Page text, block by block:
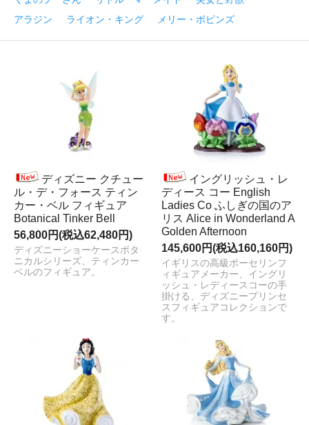
アラジン
ライオン・キング メリー・ポピンズ
ディズニー クチュー
ル・デ・フォース ティン
カー・ベル フィギュア
Botanical Tinker Bell
56,800円(税込62,480円)
ディズニーショーケースボタ
ニカルシリーズ、ティンカー
ベルのフィギュア。
イングリッシュ・レ
ディース コー English
Ladies Co ふしぎの国のア
リス Alice in Wonderland A
Golden Afternoon
145,600円(税込160,160円)
イギリスの高級ポーセリンフ
ィギュアメーカー、イングリ
ッシュ・レディースコーの手
掛ける、ディズニープリンセ
スフィギュアコレクションで
す。